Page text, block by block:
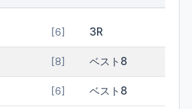
[6] 3R
[8] ベスト8
[6] ベスト8